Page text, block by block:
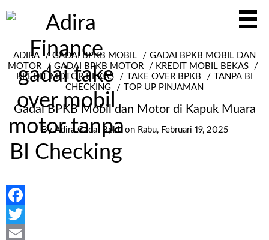
ADIRA GADAI BPKB MOBIL
GADAI BPKB MOBIL DAN
MOTOR
GADAI BPKB MOTOR
KREDIT MOBIL BEKAS
KREDIT MOTOR BEKAS
TAKE OVER BPKB
TANPA BI
CHECKING
TOP UP PINJAMAN
Gadai BPKB Mobil dan Motor di Kapuk Muara
ByAdira Gadai Bpkb on Rabu, Februari 19, 2025
Facebook
Twitter